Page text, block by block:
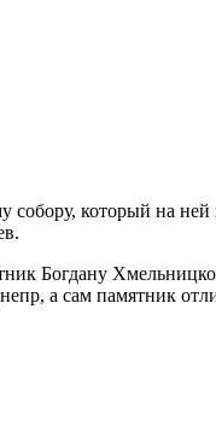
собору, который на
Богдану
а сам памятник